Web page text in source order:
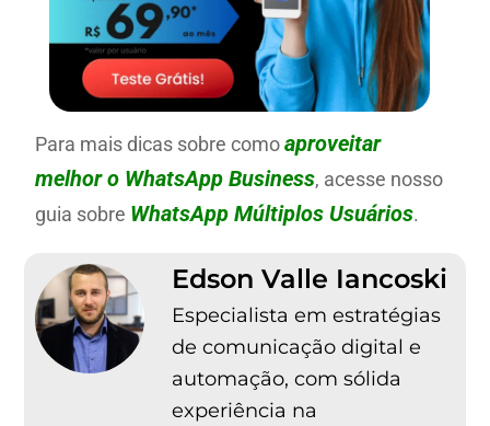
Para mais dicas sobre comoaproveitar
melhor o WhatsApp Business, acesse nosso
guia sobre WhatsApp Múltiplos Usuários.
Edson Valle Iancoski
Especialista em estratégias
de comunicação digital e
automação, com sólida
experiência na